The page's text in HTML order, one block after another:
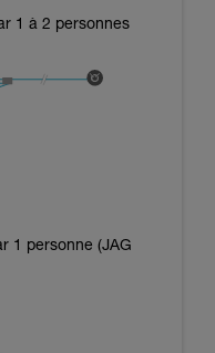
1 à 2 personnes
1 personne (JAG